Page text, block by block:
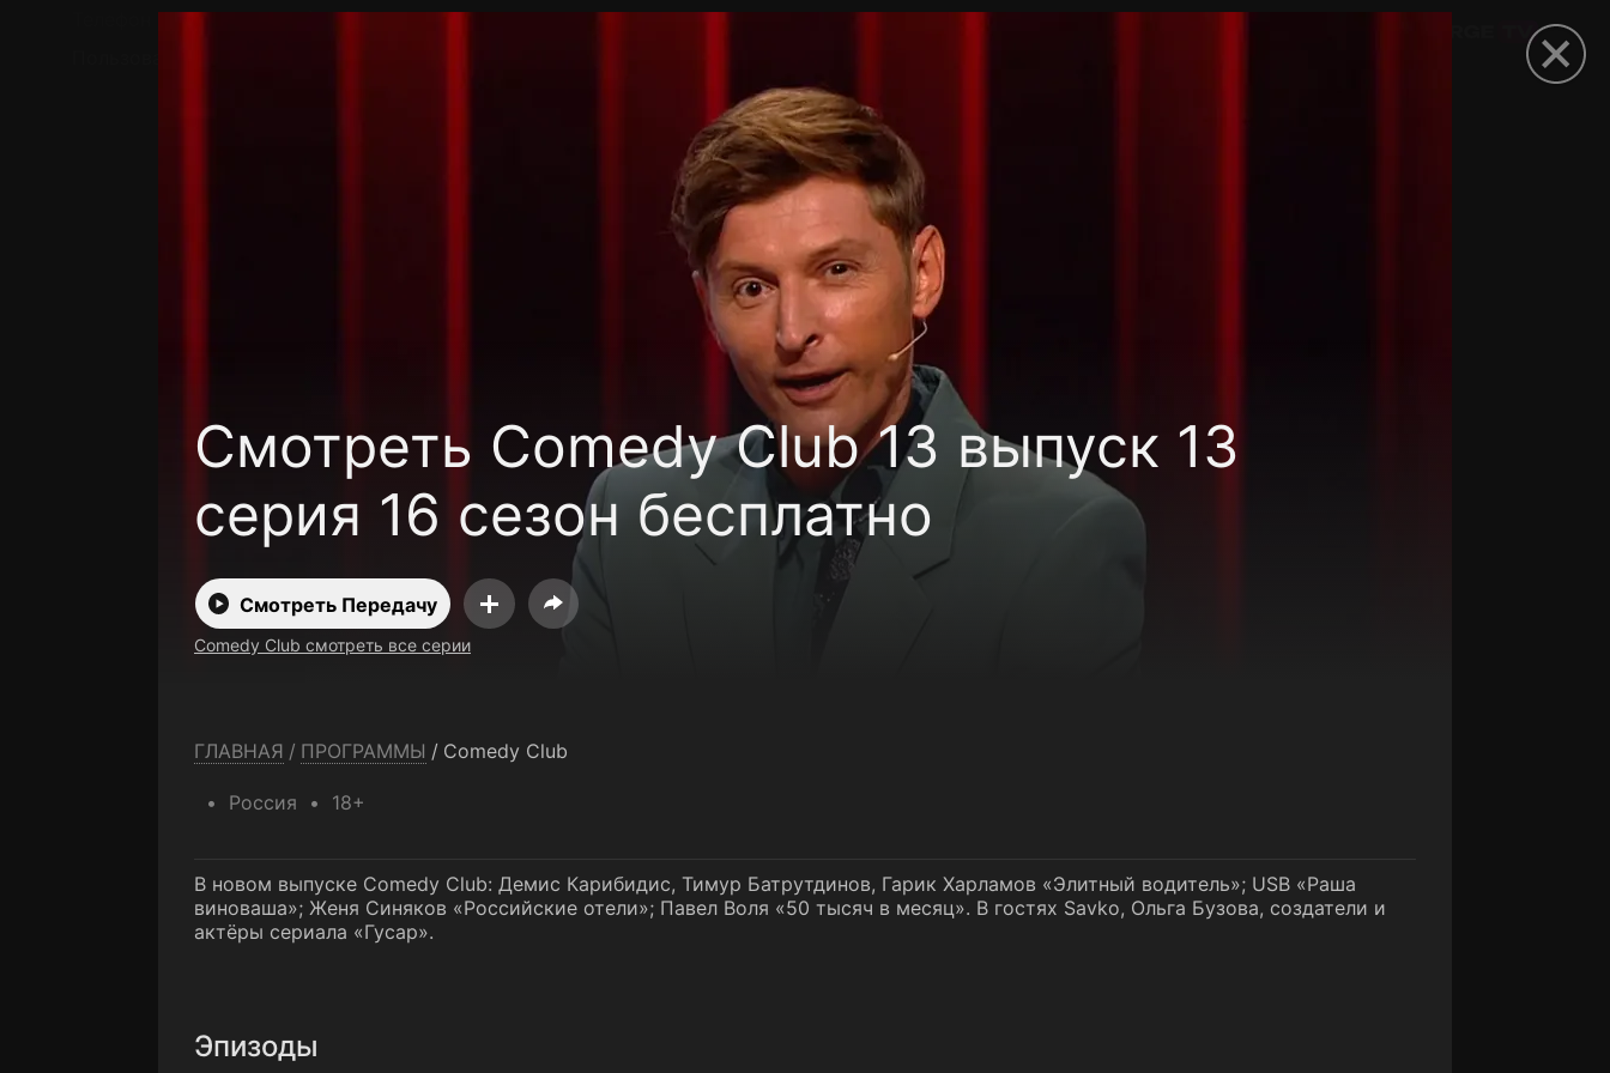
Смотреть Comedy Club 13 выпуск 13
серия 16 сезон бесплатно
Смотреть Передачу
Comedy Club смотреть все серии
ГЛАВНАЯ / ПРОГРАММЫ / Comedy Club
Россия 18+
В новом выпуске Comedy Club: Демис Карибидис, Тимур Батрутдинов, Гарик Харламов «Элитный водитель»; USB «Раша
виноваша»; Женя Синяков «Российские отели»; Павел Воля «50 тысяч в месяц». В гостях Savko, Ольга Бузова, создатели и
актёры сериала «Гусар».
Эпизоды
Телефон поддержки:
+7 (727) 323 10 92